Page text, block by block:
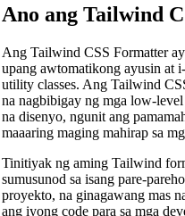
Ano ang Tailwind
Ang Tailwind CSS Formatter
upang awtomatikong ayusin at
utility classes. Ang Tailwind
na nagbibigay ng mga low-
na disenyo, ngunit ang
maaaring maging mahirap sa
Tinitiyak ng aming Tailwind
sumusunod sa isang pare-
proyekto, na ginagawang mas
ang iyong code para sa mga